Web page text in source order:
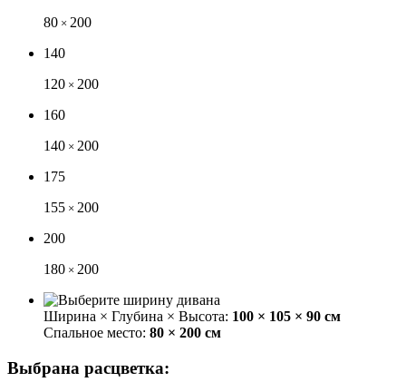
80 × 200
140
120 × 200
160
140 × 200
175
155 × 200
200
180 × 200
Ширина × Глубина × Высота: 100 × 105 × 90 см
Спальное место: 80 × 200 см
Выбрана расцветка: